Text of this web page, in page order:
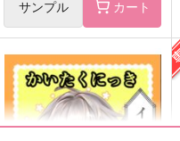
Re:birth
かえるまんじゅう
サンプル カート